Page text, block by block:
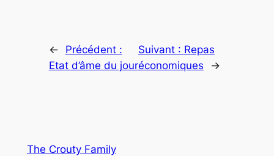
←
Précédent :
Etat d’âme du jour
Suivant : Repas
économiques
→
The Crouty Family